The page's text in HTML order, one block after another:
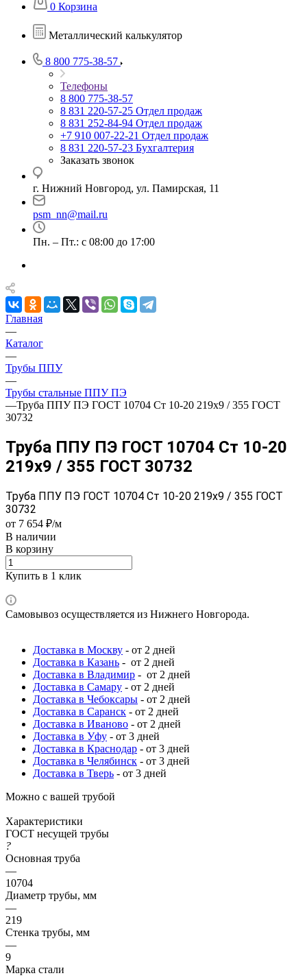
0 Корзина
Металлический калькулятор
8 800 775-38-57
Телефоны
8 800 775-38-57
8 831 220-57-25 Отдел продаж
8 831 252-84-94 Отдел продаж
+7 910 007-22-21 Отдел продаж
8 831 220-57-23 Бухгалтерия
Заказать звонок
г. Нижний Новгород, ул. Памирская, 11
psm_nn@mail.ru
Пн. – Пт.: с 08:00 до 17:00
Главная
—
Каталог
—
Трубы ППУ
—
Трубы стальные ППУ ПЭ
—Труба ППУ ПЭ ГОСТ 10704 Ст 10-20 219x9 / 355 ГОСТ
30732
Труба ППУ ПЭ ГОСТ 10704 Ст 10-20
219x9 / 355 ГОСТ 30732
Труба ППУ ПЭ ГОСТ 10704 Ст 10-20 219x9 / 355 ГОСТ
30732
от 7 654 ₽/м
В наличии
В корзину
Купить в 1 клик
Самовывоз осуществляется из Нижнего Новгорода.
Доставка в Москву - от 2 дней
Доставка в Казань - от 2 дней
Доставка в Владимир - от 2 дней
Доставка в Самару - от 2 дней
Доставка в Чебоксары - от 2 дней
Доставка в Саранск - от 2 дней
Доставка в Иваново - от 2 дней
Доставка в Уфу - от 3 дней
Доставка в Краснодар - от 3 дней
Доставка в Челябинск - от 3 дней
Доставка в Тверь - от 3 дней
Можно с вашей трубой
Характеристики
ГОСТ несущей трубы
?
Основная труба
—
10704
Диаметр трубы, мм
—
219
Стенка трубы, мм
—
9
Марка стали